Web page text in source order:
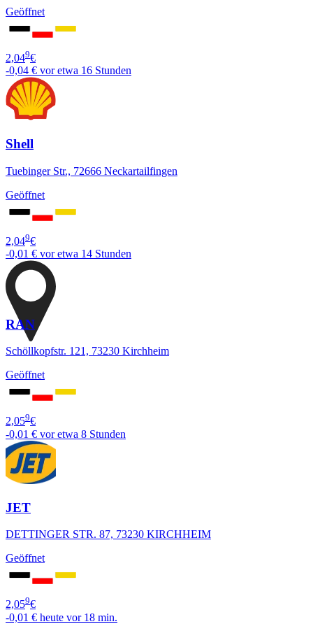
Geöffnet
2,049€
-0,04 € vor etwa 16 Stunden
Shell
Tuebinger Str., 72666 Neckartailfingen
Geöffnet
2,049€
-0,01 € vor etwa 14 Stunden
RAN
Schöllkopfstr. 121, 73230 Kirchheim
Geöffnet
2,059€
-0,01 € vor etwa 8 Stunden
JET
DETTINGER STR. 87, 73230 KIRCHHEIM
Geöffnet
2,059€
-0,01 € heute vor 18 min.